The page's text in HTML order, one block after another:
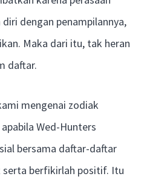
dengan penampilannya,
Maka dari itu, tak heran
daftar.
mengenai zodiak
Wed-Hunters
bersama daftar-daftar
berfikirlah positif. Itu